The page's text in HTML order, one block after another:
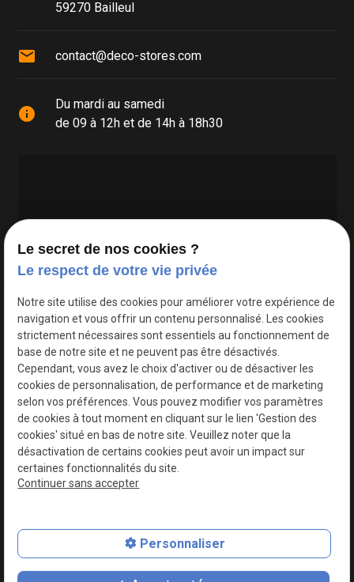
59270 Bailleul
mail contact@deco-stores.com
info
Du mardi au samedi
de 09 à 12h et de 14h à 18h30
Google Maps Search API est désactivé.
Plan du site
Mentions légales
Le secret de nos cookies ?
Le respect de votre vie privée
Notre site utilise des cookies pour améliorer votre expérience de
navigation et vous offrir un contenu personnalisé. Les cookies
strictement nécessaires sont essentiels au fonctionnement de
base de notre site et ne peuvent pas être désactivés.
Cependant, vous avez le choix d'activer ou de désactiver les
cookies de personnalisation, de performance et de marketing
selon vos préférences. Vous pouvez modifier vos paramètres
de cookies à tout moment en cliquant sur le lien 'Gestion des
cookies' situé en bas de notre site. Veuillez noter que la
désactivation de certains cookies peut avoir un impact sur
certaines fonctionnalités du site.
Continuer sans accepter
Personnaliser